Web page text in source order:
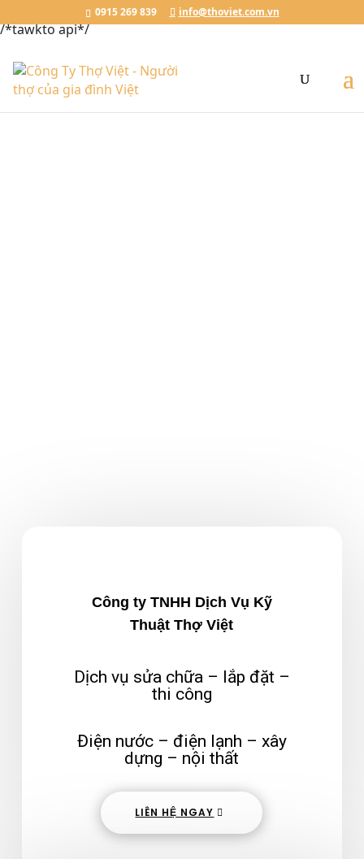
Chat với Thợ Việt0915.269.839
/*tawkto api*/
0915 269 839 info@thoviet.com.vn
Công ty TNHH Dịch Vụ Kỹ
Thuật Thợ Việt
Dịch vụ sửa chữa – lắp đặt –
thi công
Điện nước – điện lạnh – xây
dựng – nội thất
LIÊN HỆ NGAY